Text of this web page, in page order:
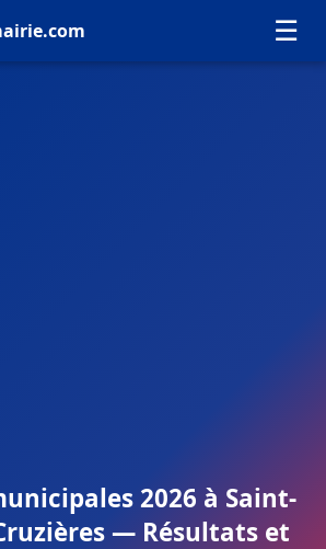
☰
2026 à Saint-
— Résultats et